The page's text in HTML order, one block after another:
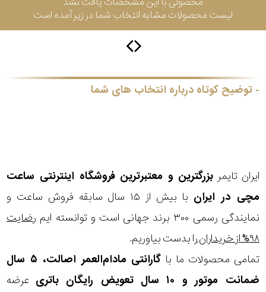
لیست محصولات مشابه انتخاب شما در زیر آمده است
توضیح کوتاه درباره انتخاب های شما
ایران تایمر بزرگترین و معتبرترین فروشگاه اینترنتی ساعت
مچی در ایران
با بیش از ۱۵ سال سابقه فروش ساعت و
نمایندگی رسمی ۳۰۰ برند جهانی است و توانسته ایم
رضایت
۹۸% از خریداران
را بدست بیاوریم.
تمامی محصولات ما با
گارانتی مادام‌العمر اصالت، ۵ سال
ضمانت موتور و ۱۰ سال تعویض رایگان باتری
عرضه
هایتون
سلکشن
نمایش
نوع
جنس